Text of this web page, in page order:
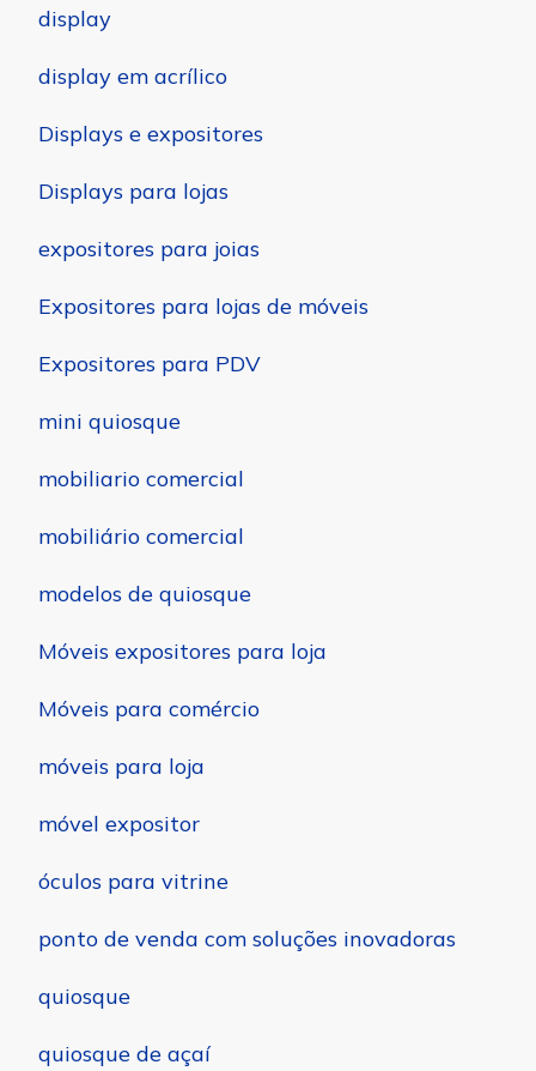
display
display em acrílico
Displays e expositores
Displays para lojas
expositores para joias
Expositores para lojas de móveis
Expositores para PDV
mini quiosque
mobiliario comercial
mobiliário comercial
modelos de quiosque
Móveis expositores para loja
Móveis para comércio
móveis para loja
móvel expositor
óculos para vitrine
ponto de venda com soluções inovadoras
quiosque
quiosque de açaí